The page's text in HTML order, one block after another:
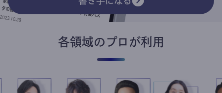
各領域のプロが利用